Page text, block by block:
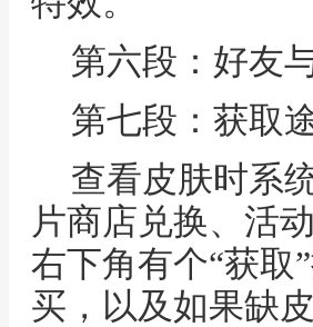
第六段：好友
第七段：获取
查看皮肤时系
片商店兑换、活
右下角有个“获取
买，以及如果缺